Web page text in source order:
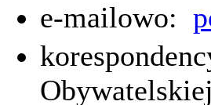
e-mailowo: